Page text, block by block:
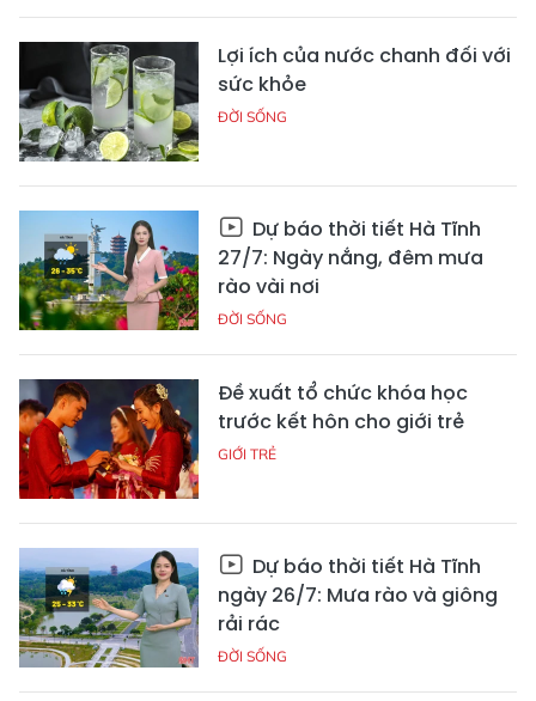
Lợi ích của nước chanh đối với
sức khỏe
ĐỜI SỐNG
Dự báo thời tiết Hà Tĩnh
27/7: Ngày nắng, đêm mưa
rào vài nơi
ĐỜI SỐNG
Đề xuất tổ chức khóa học
trước kết hôn cho giới trẻ
GIỚI TRẺ
Dự báo thời tiết Hà Tĩnh
ngày 26/7: Mưa rào và giông
rải rác
ĐỜI SỐNG